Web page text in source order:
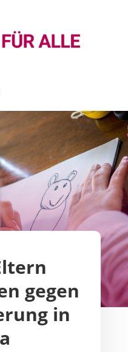
gegen
in